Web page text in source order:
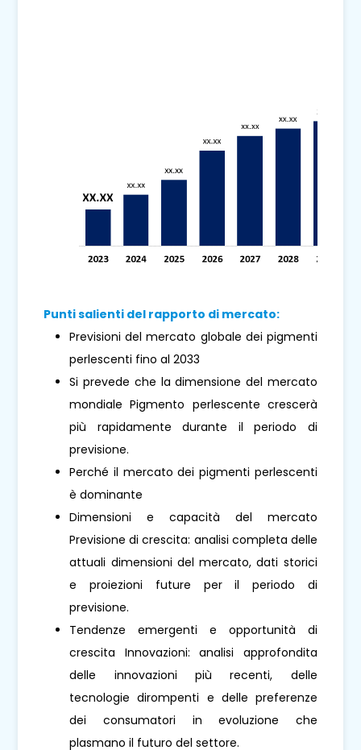
Punti salienti del rapporto di mercato:
Previsioni del mercato globale dei pigmenti
perlescenti fino al 2033
Si prevede che la dimensione del mercato
mondiale Pigmento perlescente crescerà
più rapidamente durante il periodo di
previsione.
Perché il mercato dei pigmenti perlescenti
è dominante
Dimensioni e capacità del mercato
Previsione di crescita: analisi completa delle
attuali dimensioni del mercato, dati storici
e proiezioni future per il periodo di
previsione.
Tendenze emergenti e opportunità di
crescita Innovazioni: analisi approfondita
delle innovazioni più recenti, delle
tecnologie dirompenti e delle preferenze
dei consumatori in evoluzione che
plasmano il futuro del settore.